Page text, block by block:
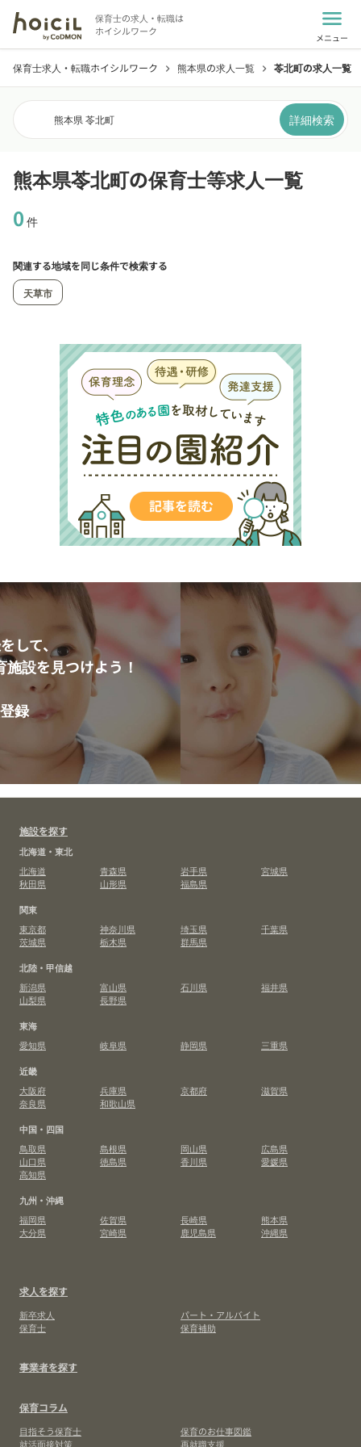
保育士の求人・転職は
ホイシルワーク
menu
メニュー
保育士求人・転職ホイシルワーク chevron_right 熊本県の求人一覧 chevron_right 苓北町の求人一覧
熊本県 苓北町 詳細検索
熊本県苓北町の保育士等求人一覧
0 件
関連する地域を同じ条件で検索する
天草市
して、
設を見つけよう！
録
施設を探す
北海道・東北
北海道
青森県 岩手県
宮城県
秋田県
山形県
福島県
関東
東京都
神奈川県 埼玉県
千葉県
茨城県
栃木県
群馬県
北陸・甲信越
新潟県
富山県 石川県
福井県
山梨県
長野県
東海
愛知県
岐阜県 静岡県
三重県
近畿
大阪府
兵庫県 京都府
滋賀県
奈良県
和歌山県
中国・四国
鳥取県
島根県 岡山県
広島県
山口県
徳島県 香川県
愛媛県
高知県
九州・沖縄
福岡県
佐賀県 長崎県
熊本県
大分県
宮崎県 鹿児島県 沖縄県
求人を探す
新卒求人
パート・アルバイト
保育士
保育補助
事業者を探す
保育コラム
目指そう保育士
保育のお仕事図鑑
就活面接対策
再就職支援